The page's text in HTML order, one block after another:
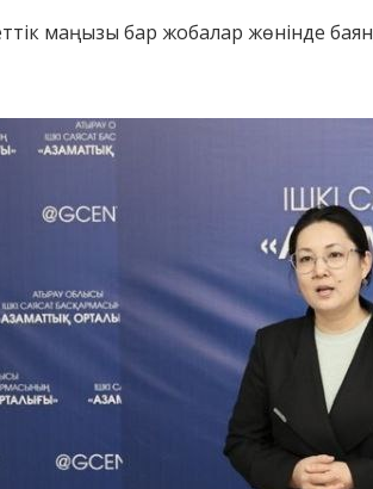
маңызы бар жобалар жөнінде